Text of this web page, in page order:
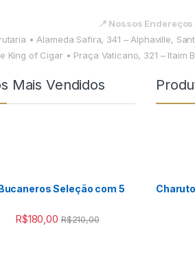
📍 Nossos Endereços
• Alameda Safira, 341 – Alphaville,
King of Cigar • Praça Vaticano, 321 – Itaim
Mais Vendidos
Seleção com 5
R$180,00 R$210,00